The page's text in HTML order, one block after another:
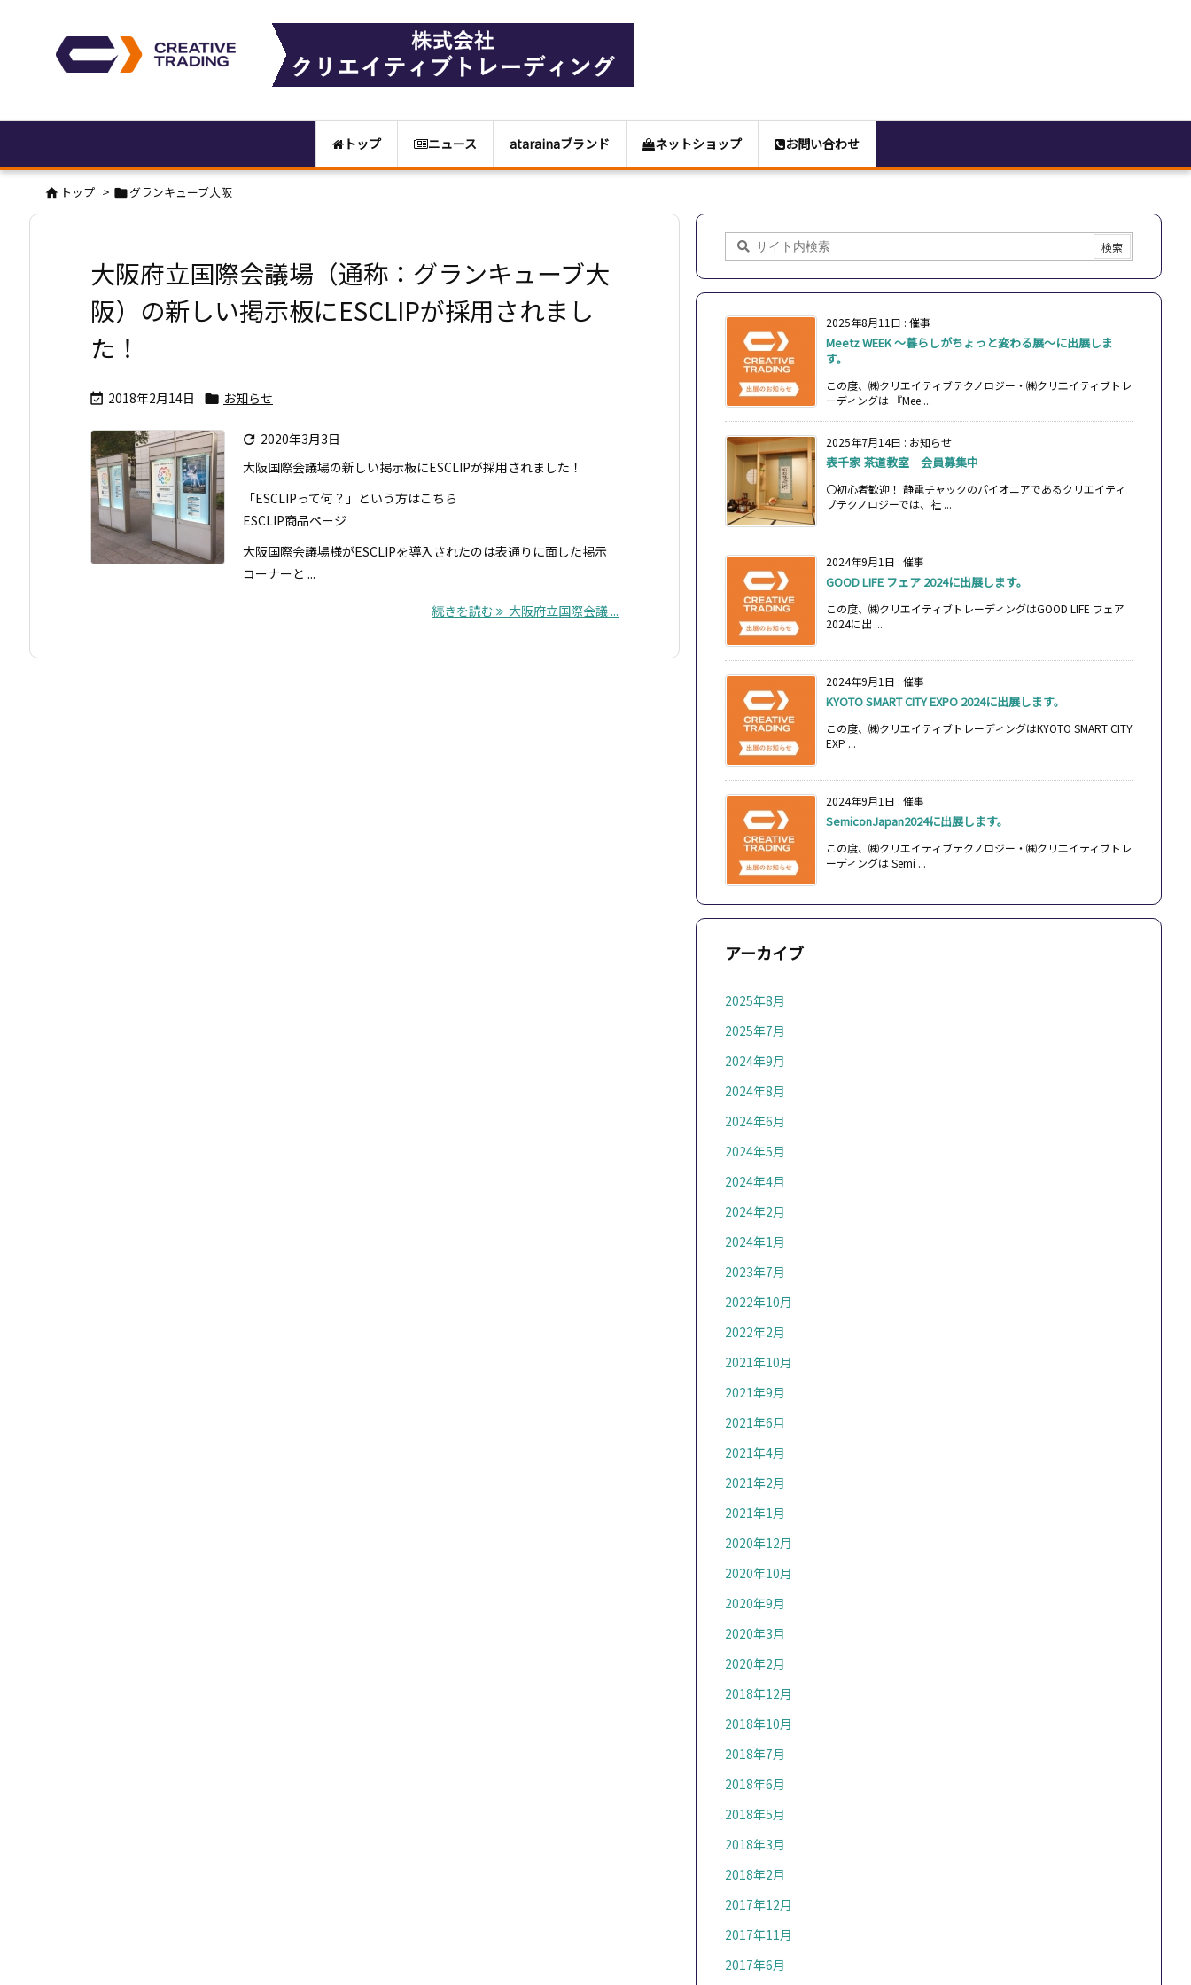
トップ ニュース atarainaブランド ネットショップ お問い合わせ
 トップ > グランキューブ大阪
大阪府立国際会議場（通称：グランキューブ大
阪）の新しい掲示板にESCLIPが採用されまし
た！
 2018年2月14日  お知らせ
 2020年3月3日
大阪国際会議場の新しい掲示板にESCLIPが採用されました！
「ESCLIPって何？」という方はこちら
ESCLIP商品ページ
大阪国際会議場様がESCLIPを導入されたのは表通りに面した掲示
コーナーと ...
続きを読む 大阪府立国際会議 ...
2025年8月11日 : 催事
Meetz WEEK ～暮らしがちょっと変わる展～に出展しま
す。
この度、㈱クリエイティブテクノロジー・㈱クリエイティブトレ
ーディングは 『Mee ...
2025年7月14日 : お知らせ
表千家 茶道教室 会員募集中
〇初心者歓迎！ 静電チャックのパイオニアであるクリエイティ
ブテクノロジーでは、社 ...
2024年9月1日 : 催事
GOOD LIFE フェア 2024に出展します。
この度、㈱クリエイティブトレーディングはGOOD LIFE フェア
2024に出 ...
2024年9月1日 : 催事
KYOTO SMART CITY EXPO 2024に出展します。
この度、㈱クリエイティブトレーディングはKYOTO SMART CITY
EXP ...
2024年9月1日 : 催事
SemiconJapan2024に出展します。
この度、㈱クリエイティブテクノロジー・㈱クリエイティブトレ
ーディングは Semi ...
アーカイブ
2025年8月
2025年7月
2024年9月
2024年8月
2024年6月
2024年5月
2024年4月
2024年2月
2024年1月
2023年7月
2022年10月
2022年2月
2021年10月
2021年9月
2021年6月
2021年4月
2021年2月
2021年1月
2020年12月
2020年10月
2020年9月
2020年3月
2020年2月
2018年12月
2018年10月
2018年7月
2018年6月
2018年5月
2018年3月
2018年2月
2017年12月
2017年11月
2017年6月